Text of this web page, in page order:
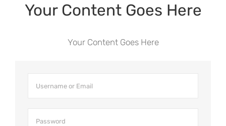
Your Content Goes Here
Your Content Goes Here